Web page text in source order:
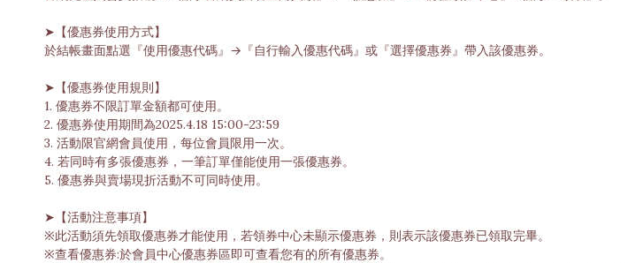
➤【優惠券使用方式】
於結帳畫面點選『使用優惠代碼』→『自行輸入優惠代碼』或『選擇優惠券』帶入該優惠券。
➤【優惠券使用規則】
1. 優惠券不限訂單金額都可使用。
2. 優惠券使用期間為2025.4.18 15:00-23:59
3. 活動限官網會員使用，每位會員限用一次。
4. 若同時有多張優惠券，一筆訂單僅能使用一張優惠券。
5. 優惠券與賣場現折活動不可同時使用。
➤【活動注意事項】
※此活動須先領取優惠券才能使用，若領券中心未顯示優惠券，則表示該優惠券已領取完畢。
※查看優惠券:於會員中心優惠券區即可查看您有的所有優惠券。